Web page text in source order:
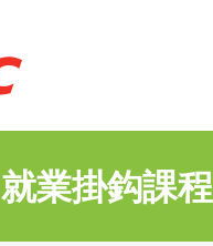
就業掛鈎課程